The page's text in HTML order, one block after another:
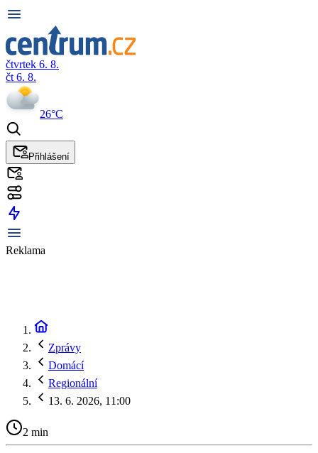
čtvrtek 6. 8.
čt 6. 8.
26°C
Přihlášení
Reklama
Zprávy
Domácí
Regionální
13. 6. 2026, 11:00
2 min